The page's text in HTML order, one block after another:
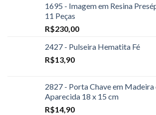
1695 - Imagem em Resina
11 Peças
R$230,00
2427 - Pulseira Hematita Fé
R$13,90
2827 - Porta Chave em Madeira
Aparecida 18 x 15 cm
R$14,90